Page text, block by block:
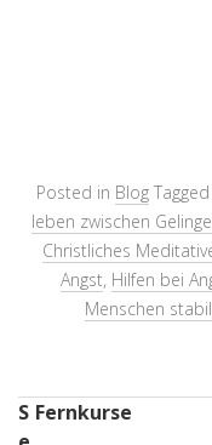
Posted in Blog Tagged
leben zwischen
Christliches
Angst, Hilfen bei
Menschen
Fernkurse
S